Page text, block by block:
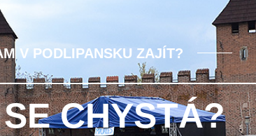
V PODLIPANSKU ZAJÍT?
CHYSTÁ?